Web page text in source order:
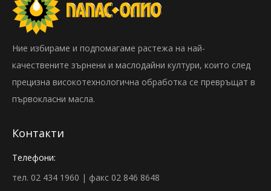
Ние избираме и подпомагаме растежа на най-
качествените зърнени и маслодайни култури, които след
прецизна високотехнологична обработка се превръщат в
първокласни масла.
Контакти
Телефони:
тел. 02 434 1960 | факс 02 846 8648